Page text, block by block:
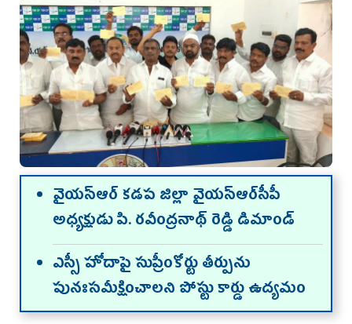
వైయ‌స్ఆర్‌ కడప జిల్లా వైయ‌స్ఆర్‌సీపీ
అధ్యక్షుడు పి. రవీంద్రనాథ్ రెడ్డి డిమాండ్
ఎస్సీ హోదాపై సుప్రీంకోర్టు తీర్పును
పునఃసమీక్షించాలని పోస్టు కార్డు ఉద్యమం